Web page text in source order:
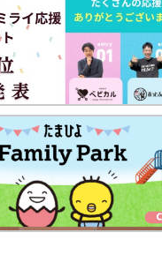
しなくてよかったです。
ただ1月初旬は3連休も……
金曜に私の体が限界にき
止める薬を使いながら、連
ヤヒヤしました。もとは35
が組まれていましたが、先
、2日前倒しに。無事、マ
ことができました！
、本当に人が大勢いて、び
先生たちもたくさんいたり